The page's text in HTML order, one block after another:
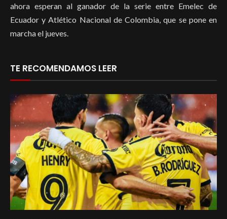
ahora esperan al ganador de la serie entre Emelec de
Ecuador y Atlético Nacional de Colombia, que se pone en
marcha el jueves.
TE RECOMENDAMOS LEER